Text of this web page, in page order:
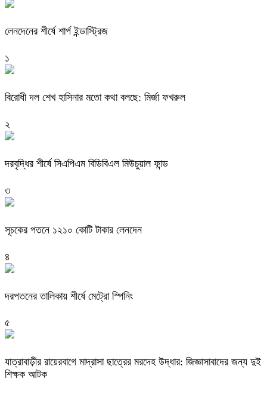
লেনদেনের শীর্ষে শার্প ইন্ডাস্ট্রিজ
১
বিরোধী দল শেখ হাসিনার মতো কথা বলছে: মির্জা ফখরুল
২
দরবৃদ্ধির শীর্ষে সিএপিএম বিডিবিএল মিউচুয়াল ফান্ড
৩
সূচকের পতনে ১২১০ কোটি টাকার লেনদেন
৪
দরপতনের তালিকায় শীর্ষে মেট্রো স্পিনিং
৫
যাত্রাবাড়ীর রায়েরবাগে মাদ্রাসা ছাত্রের মরদেহ উদ্ধার: জিজ্ঞাসাবাদের জন্য দুই
শিক্ষক আটক